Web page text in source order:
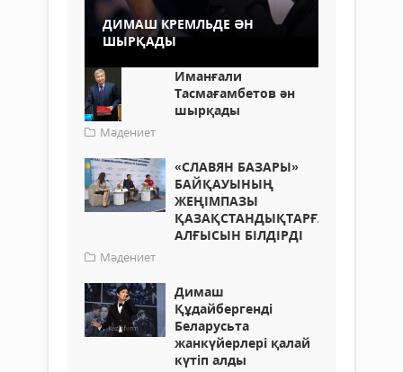
ДИМАШ КРЕМЛЬДЕ ӘН
ШЫРҚАДЫ
Иманғали
Тасмағамбетов ән
шырқады
Мәдениет
«СЛАВЯН БАЗАРЫ»
БАЙҚАУЫНЫҢ
ЖЕҢІМПАЗЫ
ҚАЗАҚСТАНДЫҚТАРҒА
АЛҒЫСЫН БІЛДІРДІ
Мәдениет
Димаш
Құдайбергенді
Беларусьта
жанкүйерлері қалай
күтіп алды